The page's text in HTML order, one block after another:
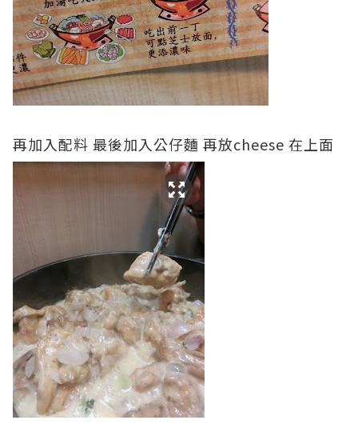
再加入配料 最後加入公仔麵 再放cheese 在上面